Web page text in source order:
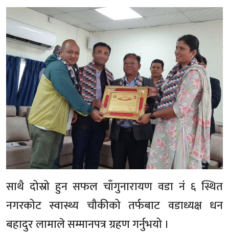
साथै दोस्रो हुन सफल चाँगुनारायण वडा नंं ६ स्थित
नगरकोट स्वास्थ्य चौकीको तर्फबाट वडाध्यक्ष धन
बहादुर लामाले सम्मानपत्र ग्रहण गर्नुभयो ।